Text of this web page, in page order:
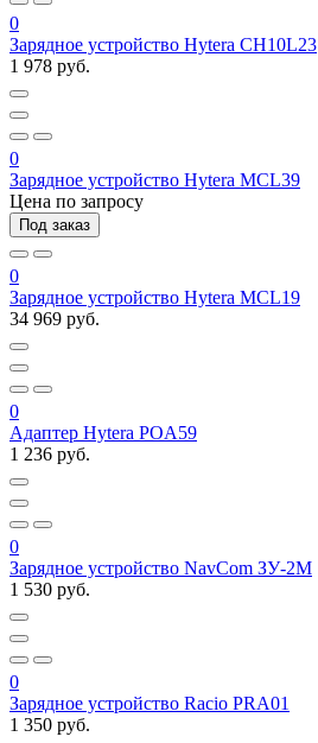
0
Зарядное устройство Hytera CH10L23
1 978 руб.
0
Зарядное устройство Hytera MCL39
Цена по запросу
Под заказ
0
Зарядное устройство Hytera MCL19
34 969 руб.
0
Адаптер Hytera POA59
1 236 руб.
0
Зарядное устройство NavCom ЗУ-2М
1 530 руб.
0
Зарядное устройство Racio PRA01
1 350 руб.